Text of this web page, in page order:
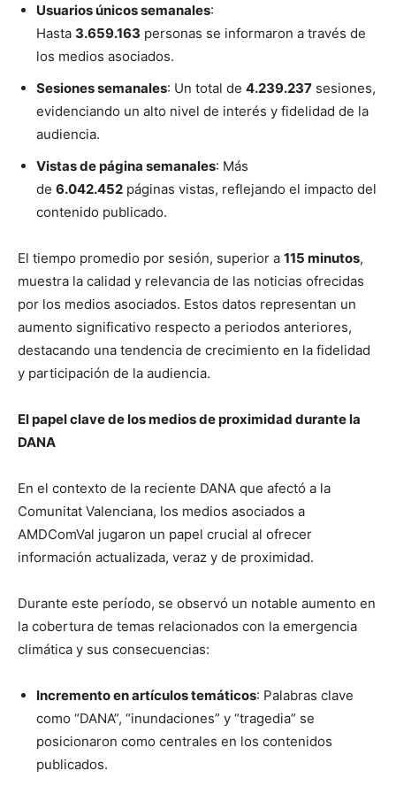
Usuarios únicos semanales:
Hasta 3.659.163 personas se informaron a través de
los medios asociados.
Sesiones semanales: Un total de 4.239.237 sesiones,
evidenciando un alto nivel de interés y fidelidad de la
audiencia.
Vistas de página semanales: Más
de 6.042.452 páginas vistas, reflejando el impacto del
contenido publicado.
El tiempo promedio por sesión, superior a 115 minutos,
muestra la calidad y relevancia de las noticias ofrecidas
por los medios asociados. Estos datos representan un
aumento significativo respecto a periodos anteriores,
destacando una tendencia de crecimiento en la fidelidad
y participación de la audiencia.
El papel clave de los medios de proximidad durante la
DANA
En el contexto de la reciente DANA que afectó a la
Comunitat Valenciana, los medios asociados a
AMDComVal jugaron un papel crucial al ofrecer
información actualizada, veraz y de proximidad.
Durante este período, se observó un notable aumento en
la cobertura de temas relacionados con la emergencia
climática y sus consecuencias:
Incremento en artículos temáticos: Palabras clave
como “DANA”, “inundaciones” y “tragedia” se
posicionaron como centrales en los contenidos
publicados.